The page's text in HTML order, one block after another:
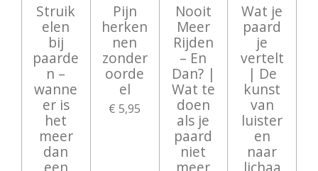
Struik
elen
bij
paarde
n –
wanne
er is
het
meer
dan
een
Pijn
herken
nen
zonder
oorde
el
€ 5,95
Nooit
Meer
Rijden
– En
Dan? |
Wat te
doen
als je
paard
niet
meer
Wat je
paard
je
vertelt
| De
kunst
van
luister
en
naar
lichaa